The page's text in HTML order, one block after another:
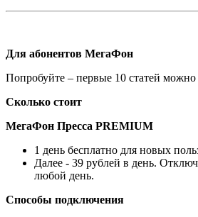
Для абонентов МегаФон
Попробуйте – первые 10 статей можно
Сколько стоит
МегаФон Пресса PREMIUM
1 день бесплатно для новых
Далее - 39 рублей в день.
любой день.
Способы подключения